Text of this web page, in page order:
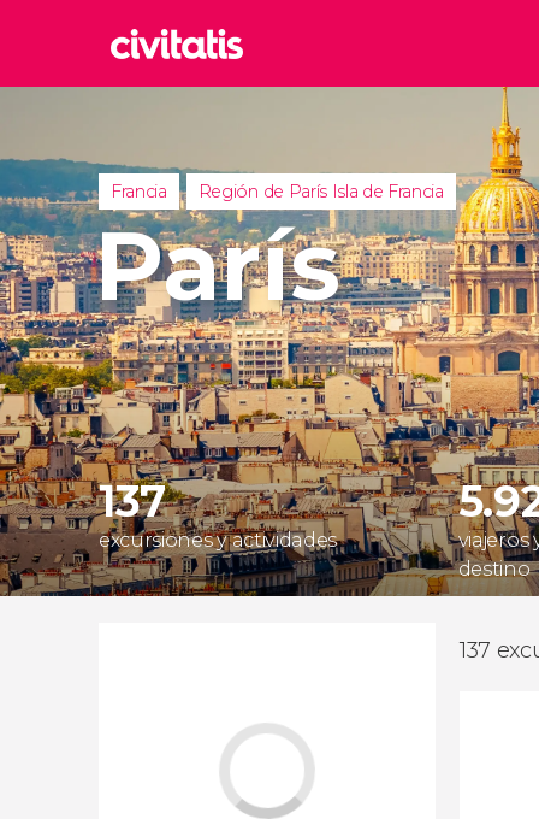
Italia
Reino
Reino
Turquía
Francia Región de París Isla de Francia
París
137
excursiones y actividades
viajeros
destino
137